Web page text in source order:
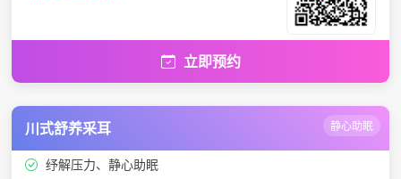
立即预约
川式舒养采耳 静心助眠
纾解压力、静心助眠